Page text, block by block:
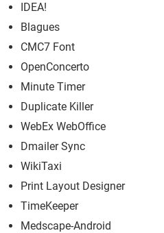
IDEA!
Blagues
CMC7 Font
OpenConcerto
Minute Timer
Duplicate Killer
WebEx WebOffice
Dmailer Sync
WikiTaxi
Print Layout Designer
TimeKeeper
Medscape-Android